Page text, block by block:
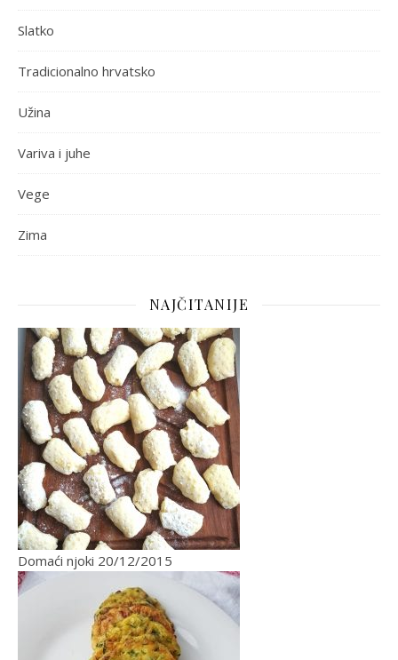
Slatko
Tradicionalno hrvatsko
Užina
Variva i juhe
Vege
Zima
NAJČITANIJE
Domaći njoki 20/12/2015